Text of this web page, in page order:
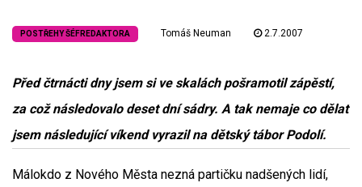
POSTŘEHY ŠÉFREDAKTORA Tomáš Neuman 2.7.2007
Před čtrnácti dny jsem si ve skalách pošramotil zápěstí,
za což následovalo deset dní sádry. A tak nemaje co dělat
jsem následující víkend vyrazil na dětský tábor Podolí.
Málokdo z Nového Města nezná partičku nadšených lidí,